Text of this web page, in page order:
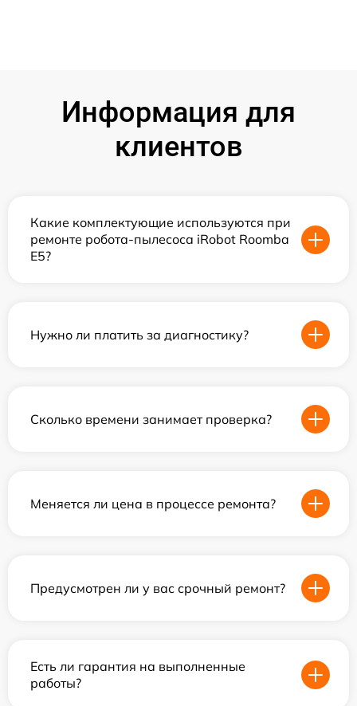
Информация для
клиентов
Какие комплектующие используются при
ремонте робота-пылесоса iRobot Roomba
E5?
Нужно ли платить за диагностику?
Сколько времени занимает проверка?
Меняется ли цена в процессе ремонта?
Предусмотрен ли у вас срочный ремонт?
Есть ли гарантия на выполненные
работы?